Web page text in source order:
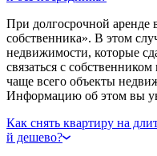
При долгосрочной аренде
собственника». В этом
недвижимости, которые
связаться с
чаще всего объекты
Информацию об этом вы
Как снять квартиру на
й дешево?